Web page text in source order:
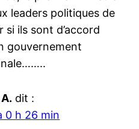
leaders politiques de
si ils sont d’accord
gouvernement
dit :
0 h 26 min